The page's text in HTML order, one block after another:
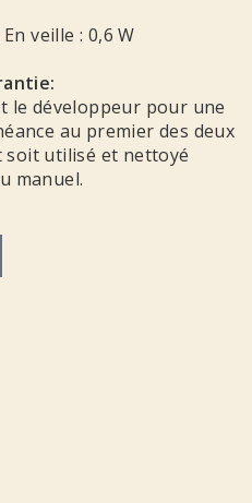
veille : 0,6 W
le développeur pour une
au premier des deux
soit utilisé et nettoyé
manuel.